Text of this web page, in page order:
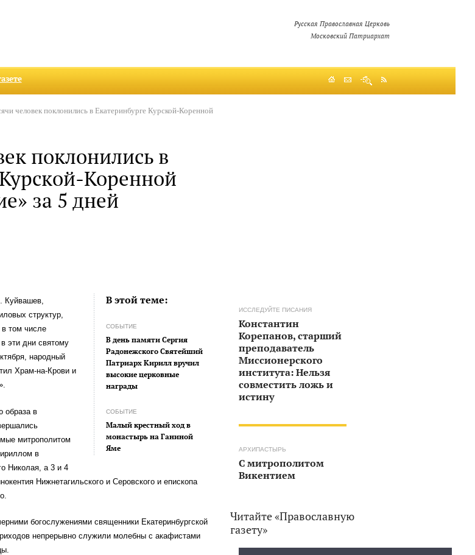
Русская Православная Церковь
Московский Патриархат
человек поклонились в Екатеринбурге Курской-Коренной
поклонились в
Коренной
за 5 дней
В этой теме:
СОБЫТИЕ
В день памяти Сергия
Радонежского Святейший
Патриарх Кирилл вручил
высокие церковные
награды
СОБЫТИЕ
Малый крестный ход в
монастырь на Ганиной
Яме
Куйвашев,
структур,
в том числе
эти дни святому
народный
Храм-на-Крови и
образа в
митрополитом
в
Николая, а 3 и 4
Нижнетагильского и Серовского и епископа
богослужениями священники Екатеринбургской
непрерывно служили молебны с акафистами
ИССЛЕДУЙТЕ ПИСАНИЯ
Константин
Корепанов, старший
преподаватель
Миссионерского
института: Нельзя
совместить ложь и
истину
АРХИПАСТЫРЬ
С митрополитом
Викентием
Читайте «Православную
газету»